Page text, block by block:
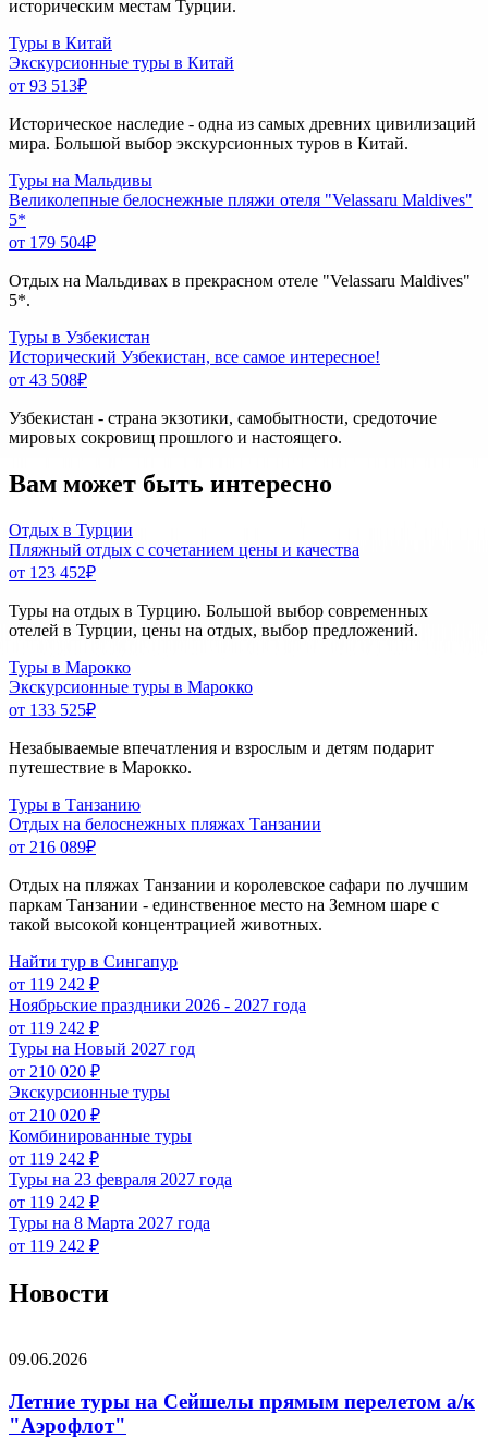
историческим местам Турции.
Туры в Китай
Экскурсионные туры в Китай
от 93 513₽
Историческое наследие - одна из самых древних цивилизаций
мира. Большой выбор экскурсионных туров в Китай.
Туры на Мальдивы
Великолепные белоснежные пляжи отеля "Velassaru Maldives"
5*
от 179 504₽
Отдых на Мальдивах в прекрасном отеле "Velassaru Maldives"
5*.
Туры в Узбекистан
Исторический Узбекистан, все самое интересное!
от 43 508₽
Узбекистан - страна экзотики, самобытности, средоточие
мировых сокровищ прошлого и настоящего.
Вам может быть интересно
Отдых в Турции
Пляжный отдых с сочетанием цены и качества
от 123 452₽
Туры на отдых в Турцию. Большой выбор современных
отелей в Турции, цены на отдых, выбор предложений.
Туры в Марокко
Экскурсионные туры в Марокко
от 133 525₽
Незабываемые впечатления и взрослым и детям подарит
путешествие в Марокко.
Туры в Танзанию
Отдых на белоснежных пляжах Танзании
от 216 089₽
Отдых на пляжах Танзании и королевское сафари по лучшим
паркам Танзании - единственное место на Земном шаре с
такой высокой концентрацией животных.
Найти тур в Сингапур
от 119 242 ₽
Ноябрьские праздники 2026 - 2027 года
от 119 242 ₽
Туры на Новый 2027 год
от 210 020 ₽
Экскурсионные туры
от 210 020 ₽
Комбинированные туры
от 119 242 ₽
Туры на 23 февраля 2027 года
от 119 242 ₽
Туры на 8 Марта 2027 года
от 119 242 ₽
Новости
09.06.2026
Летние туры на Сейшелы прямым перелетом а/к
"Аэрофлот"